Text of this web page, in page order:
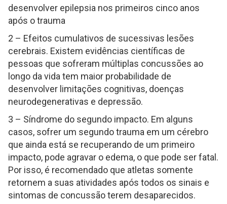
desenvolver epilepsia nos primeiros cinco anos
após o trauma
2 – Efeitos cumulativos de sucessivas lesões
cerebrais. Existem evidências científicas de
pessoas que sofreram múltiplas concussões ao
longo da vida tem maior probabilidade de
desenvolver limitações cognitivas, doenças
neurodegenerativas e depressão.
3 – Síndrome do segundo impacto. Em alguns
casos, sofrer um segundo trauma em um cérebro
que ainda está se recuperando de um primeiro
impacto, pode agravar o edema, o que pode ser fatal.
Por isso, é recomendado que atletas somente
retornem a suas atividades após todos os sinais e
sintomas de concussão terem desaparecidos.